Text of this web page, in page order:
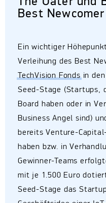
Best
Ein wichtiger
Verleihung des Best
TechVision Fondsin den
Seed-Stage (Startups,
Board haben oder in
Business Angel sind)
bereits Venture-
haben bzw. in
Gewinner-Teams
mit je 1.500 Euro
Seed-Stage das